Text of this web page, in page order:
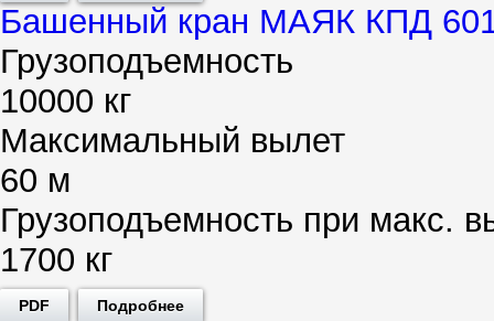
Башенный кран МАЯК КПД
Грузоподъемность
10000 кг
Максимальный вылет
60 м
Грузоподъемность при макс.
1700 кг
PDF Подробнее